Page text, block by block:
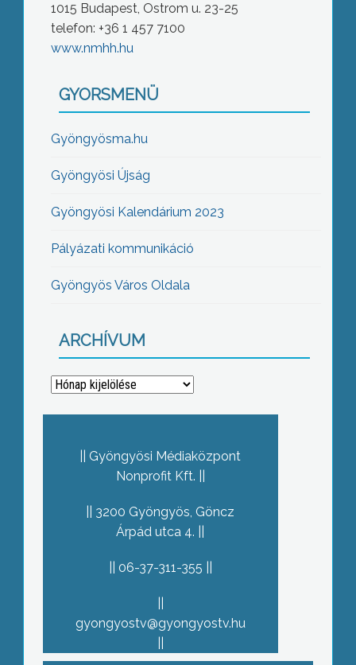
1015 Budapest, Ostrom u. 23-25
telefon: +36 1 457 7100
www.nmhh.hu
GYORSMENÜ
Gyöngyösma.hu
Gyöngyösi Újság
Gyöngyösi Kalendárium 2023
Pályázati kommunikáció
Gyöngyös Város Oldala
ARCHÍVUM
Archívum
Gyöngyösi Médiaközpont
Nonprofit Kft.
3200 Gyöngyös, Göncz
Árpád utca 4.
06-37-311-355
gyongyostv@gyongyostv.hu